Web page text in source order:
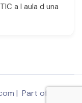
a l aula d una
| Part of